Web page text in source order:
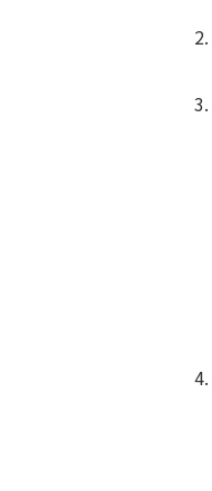
2.
3.
4.